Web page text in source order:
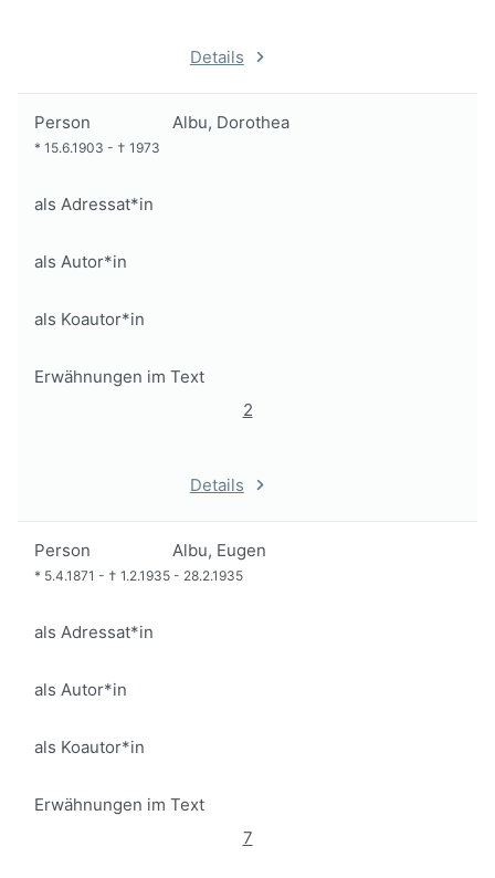
Details
Person Albu, Dorothea
* 15.6.1903 - † 1973
als Adressat*in
als Autor*in
als Koautor*in
Erwähnungen im Text
2
Details
Person Albu, Eugen
* 5.4.1871 - † 1.2.1935 - 28.2.1935
als Adressat*in
als Autor*in
als Koautor*in
Erwähnungen im Text
7